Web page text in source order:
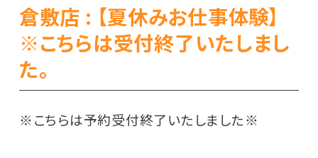
倉敷店 : 【夏休みお仕事体験】
※こちらは受付終了いたしまし
た。
※こちらは予約受付終了いたしました※